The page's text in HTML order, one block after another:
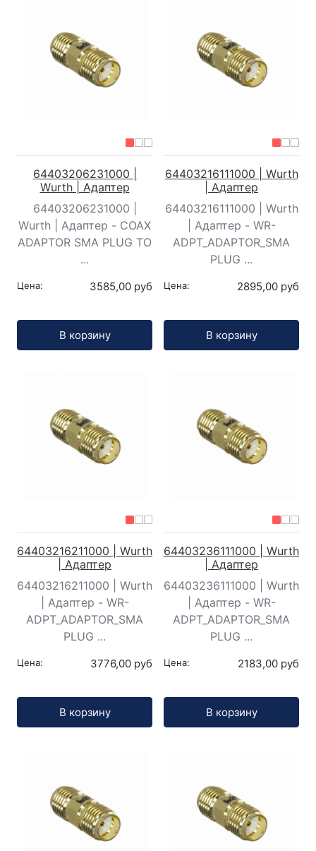
64403206231000 |
Wurth | Адаптер
64403206231000 |
Wurth | Адаптер - COAX
ADAPTOR SMA PLUG TO
...
Цена: 3585,00 руб
В корзину
64403216111000 | Wurth
| Адаптер
64403216111000 | Wurth
| Адаптер - WR-
ADPT_ADAPTOR_SMA
PLUG ...
Цена: 2895,00 руб
В корзину
64403216211000 | Wurth
| Адаптер
64403216211000 | Wurth
| Адаптер - WR-
ADPT_ADAPTOR_SMA
PLUG ...
Цена: 3776,00 руб
В корзину
64403236111000 | Wurth
| Адаптер
64403236111000 | Wurth
| Адаптер - WR-
ADPT_ADAPTOR_SMA
PLUG ...
Цена: 2183,00 руб
В корзину